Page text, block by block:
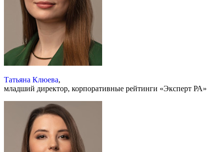
Татьяна Клюева,
младший директор, корпоративные рейтинги «Эксперт РА»